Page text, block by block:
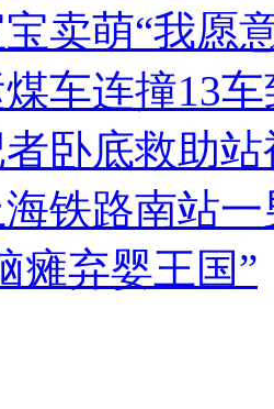
痛下狠手拳打脚踢
回应
卖萌“我愿
车连撞13
卧底救助
铁路南站
瘫弃婴王国”